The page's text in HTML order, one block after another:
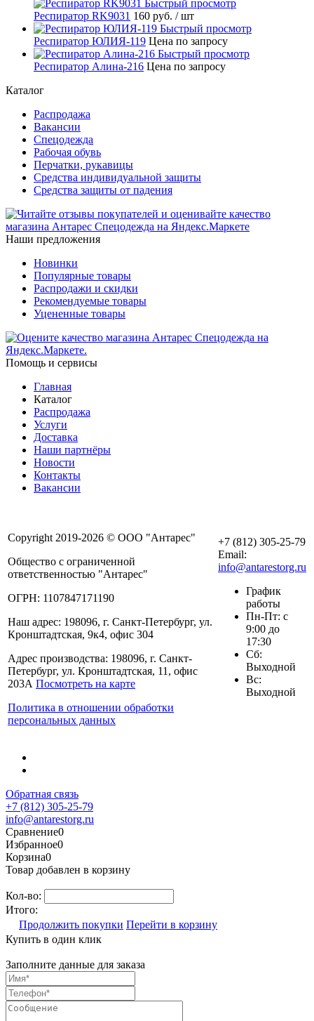
Быстрый просмотр
Респиратор RK9031 160 руб. / шт
Быстрый просмотр
Респиратор ЮЛИЯ-119 Цена по запросу
Быстрый просмотр
Респиратор Алина-216 Цена по запросу
Каталог
Распродажа
Вакансии
Спецодежда
Рабочая обувь
Перчатки, рукавицы
Средства индивидуальной защиты
Средства защиты от падения
Наши предложения
Новинки
Популярные товары
Распродажи и скидки
Рекомендуемые товары
Уцененные товары
Помощь и сервисы
Главная
Каталог
Распродажа
Услуги
Доставка
Наши партнёры
Новости
Контакты
Вакансии
Copyright 2019-2026 © ООО "Антарес"
Общество с ограниченной
ответственностью "Антарес"
ОГРН: 1107847171190
Наш адрес: 198096, г. Санкт-Петербург, ул.
Кронштадтская, 9к4, офис 304
Адрес производства: 198096, г. Санкт-
Петербург, ул. Кронштадтская, 11, офис
203А Посмотреть на карте
Политика в отношении обработки
персональных данных
+7 (812) 305-25-79
Email:
info@antarestorg.ru
График
работы
Пн-Пт: с
9:00 до
17:30
Сб:
Выходной
Вс:
Выходной
Обратная связь
+7 (812) 305-25-79
info@antarestorg.ru
Сравнение0
Избранное0
Корзина0
Товар добавлен в корзину
Кол-во:
Итого:
Продолжить покупки Перейти в корзину
Купить в один клик
Заполните данные для заказа